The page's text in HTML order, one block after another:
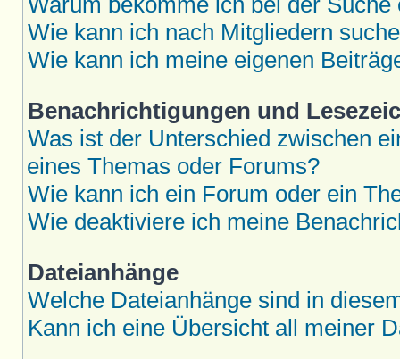
Wie kann ich nach Mitgliedern
Wie kann ich meine eigenen
Benachrichtigungen und
Was ist der Unterschied zwischen
eines Themas oder Forums?
Wie kann ich ein Forum oder ein
Wie deaktiviere ich meine
Dateianhänge
Welche Dateianhänge sind in
Kann ich eine Übersicht all meiner